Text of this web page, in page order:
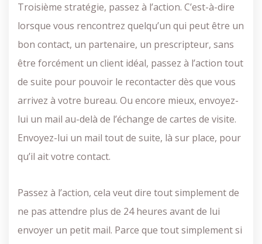
Troisième stratégie, passez à l’action. C’est-à-dire
lorsque vous rencontrez quelqu’un qui peut être un
bon contact, un partenaire, un prescripteur, sans
être forcément un client idéal, passez à l’action tout
de suite pour pouvoir le recontacter dès que vous
arrivez à votre bureau. Ou encore mieux, envoyez-
lui un mail au-delà de l’échange de cartes de visite.
Envoyez-lui un mail tout de suite, là sur place, pour
qu’il ait votre contact.
Passez à l’action, cela veut dire tout simplement de
ne pas attendre plus de 24 heures avant de lui
envoyer un petit mail. Parce que tout simplement si